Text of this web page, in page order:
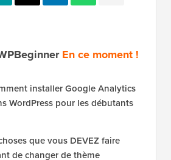
prospère) en 2026
corriger l'erreur de
à la base de données